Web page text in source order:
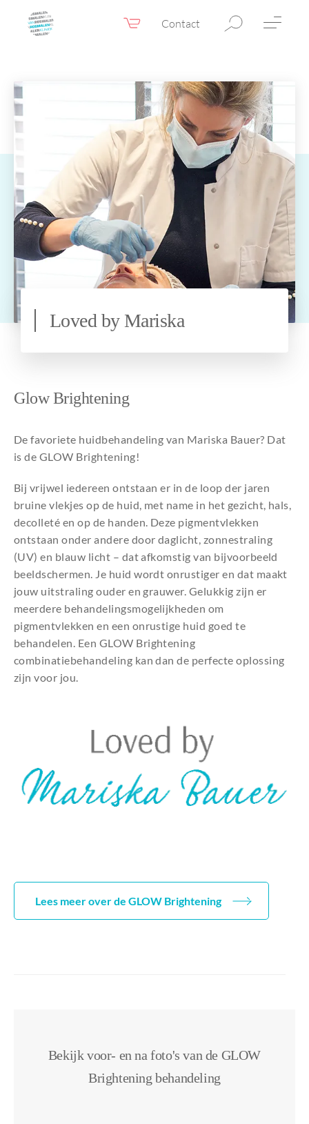
Contact
Webshop NL
Ooglidcorrectie
Chirurgie
Confidence Booster®
Voor & na foto’s
Over ons
Loved by Mariska
Glow Brightening
De favoriete huidbehandeling van Mariska Bauer? Dat
is de GLOW Brightening!
Bij vrijwel iedereen ontstaan er in de loop der jaren
bruine vlekjes op de huid, met name in het gezicht, hals,
decolleté en op de handen. Deze pigmentvlekken
ontstaan onder andere door daglicht, zonnestraling
(UV) en blauw licht – dat afkomstig van bijvoorbeeld
beeldschermen. Je huid wordt onrustiger en dat maakt
jouw uitstraling ouder en grauwer. Gelukkig zijn er
meerdere behandelingsmogelijkheden om
pigmentvlekken en een onrustige huid goed te
behandelen. Een GLOW Brightening
combinatiebehandeling kan dan de perfecte oplossing
zijn voor jou.
Lees meer over de GLOW Brightening
Bekijk voor- en na foto's van de GLOW
Brightening behandeling